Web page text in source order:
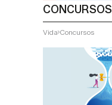
CONCURSOS
Vida Concursos